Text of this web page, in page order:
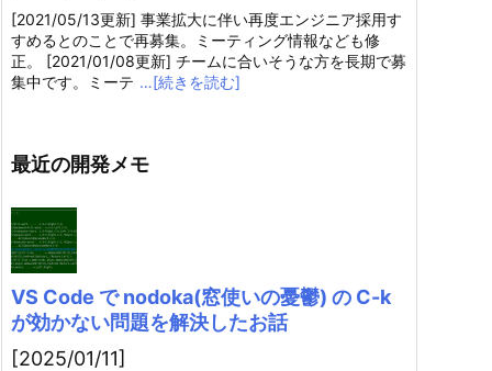
[2021/05/13更新] 事業拡大に伴い再度エンジニア採用す
すめるとのことで再募集。ミーティング情報なども修
正。 [2021/01/08更新] チームに合いそうな方を長期で募
集中です。ミーテ …[続きを読む]
最近の開発メモ
VS Code で nodoka(窓使いの憂鬱) の C-k
が効かない問題を解決したお話
[2025/01/11]